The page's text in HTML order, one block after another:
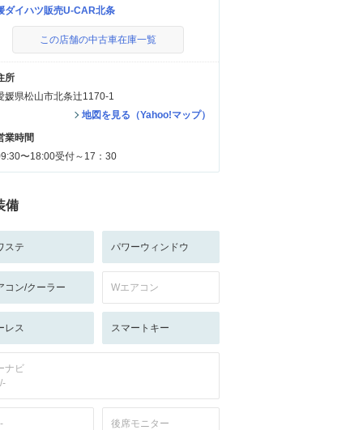
ダイハツ販売U-CAR北条
この店舗の中古車在庫一覧
所
媛県松山市北条辻1170-1
地図を見る（Yahoo!マップ）
業時間
〜18:00受付～17：30
備
ステ パワーウィンドウ
コン/クーラー Wエアコン
レス スマートキー
ナビ
後席モニター